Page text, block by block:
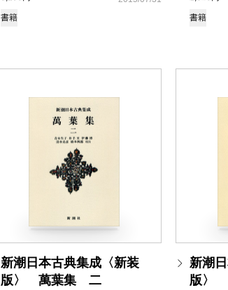
書籍
書籍
新潮日本古典集成〈新装
版〉 萬葉集 二
新潮
版〉